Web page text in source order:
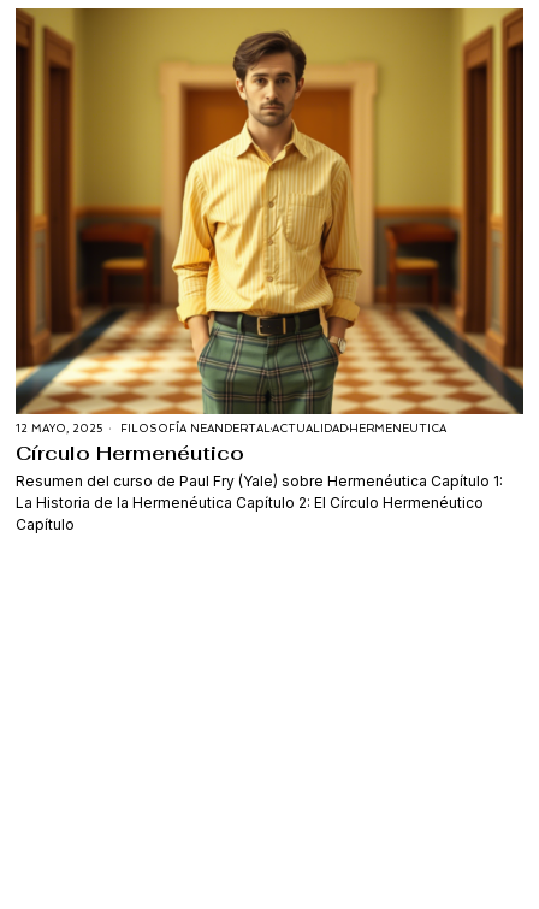
12 MAYO, 2025 FILOSOFÍA NEANDERTAL·ACTUALIDAD· HERMENEUTICA
Círculo Hermenéutico
Resumen del curso de Paul Fry (Yale) sobre Hermenéutica Capítulo 1:
La Historia de la Hermenéutica Capítulo 2: El Círculo Hermenéutico
Capítulo